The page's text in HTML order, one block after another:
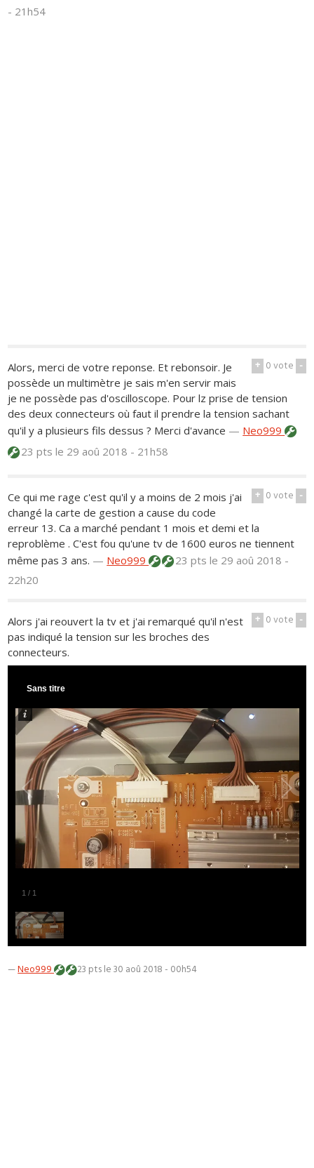
- 21h54
+ 0vote -
Alors, merci de votre reponse. Et rebonsoir. Je
possède un multimètre je sais m'en servir mais
je ne possède pas d'oscilloscope. Pour lz prise de tension
des deux connecteurs où faut il prendre la tension sachant
qu'il y a plusieurs fils dessus ? Merci d'avance — Neo999
23 ptsle 29 aoû 2018 - 21h58
+ 0vote -
Ce qui me rage c'est qu'il y a moins de 2 mois j'ai
changé la carte de gestion a cause du code
erreur 13. Ca a marché pendant 1 mois et demi et la
reproblème . C'est fou qu'une tv de 1600 euros ne tiennent
même pas 3 ans. — Neo999 23 ptsle 29 aoû 2018 -
22h20
+ 0vote -
Alors j'ai reouvert la tv et j'ai remarqué qu'il n'est
pas indiqué la tension sur les broches des
connecteurs.
1 / 1
Sans titre
—Neo999 23 ptsle 30 aoû 2018 - 00h54